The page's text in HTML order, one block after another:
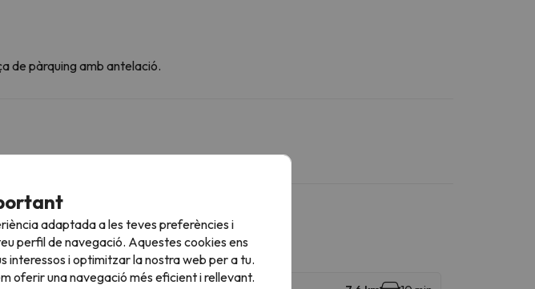
de pàrquing amb antelació.
adaptada a les teves preferències i
perfil de navegació. Aquestes cookies ens
interessos i optimitzar la nostra web per a tu.
oferir una navegació més eficient i rellevant.